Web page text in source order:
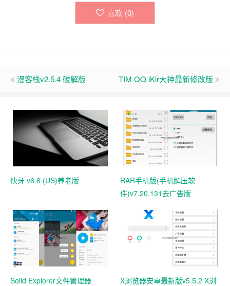
喜欢 (0)
漫客栈v2.5.4 破解版 TIM QQ iKir大神最新修改版
快牙 v6.6 (US)养老版
RAR手机版(手机解压软
件)v7.20.131去广告版
Solid Explorer文件管理器
X浏览器安卓最新版v5.5.2 X浏